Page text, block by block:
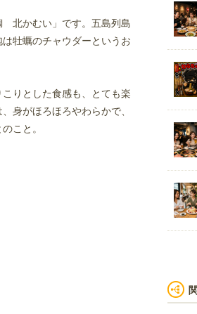
北かむい」です。五島列島
牡蠣のチャウダーというお
りとした食感も、とても楽
身がほろほろやわらかで、
こと。